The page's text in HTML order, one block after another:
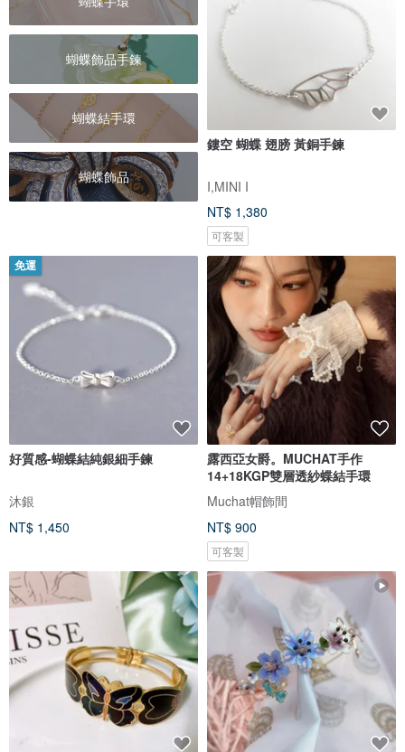
蝴蝶飾品手鍊
蝴蝶結手環
蝴蝶飾品
鏤空 蝴蝶 翅膀 黃銅手鍊
I,MINI I
NT$ 1,380
可客製
免運
好質感-蝴蝶結純銀細手鍊
沐銀
NT$ 1,450
露西亞女爵。MUCHAT手作
14+18KGP雙層透紗蝶結手環
Muchat帽飾間
NT$ 900
可客製